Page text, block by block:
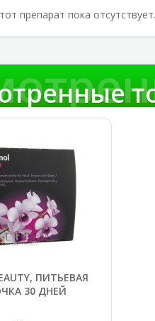
препарат пока отсутствует.
ПИТЬЕВАЯ
30 ДНЕЙ